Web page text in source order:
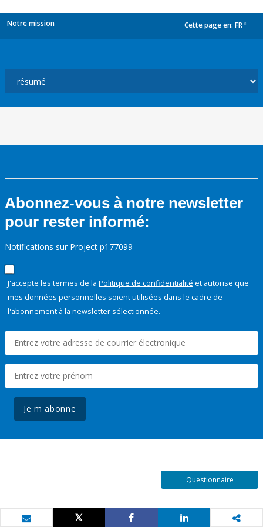
Notre mission Cette page en: FR
Abonnez-vous à notre newsletter
pour rester informé:
Notifications sur Project p177099
J'accepte les termes de la Politique de confidentialité et autorise que
mes données personnelles soient utilisées dans le cadre de
l'abonnement à la newsletter sélectionnée.
Je m'abonne
Questionnaire